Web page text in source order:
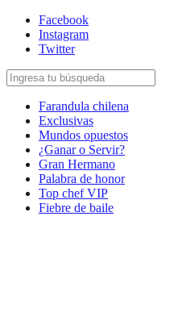
Facebook
Instagram
Twitter
Farandula chilena
Exclusivas
Mundos opuestos
¿Ganar o Servir?
Gran Hermano
Palabra de honor
Top chef VIP
Fiebre de baile